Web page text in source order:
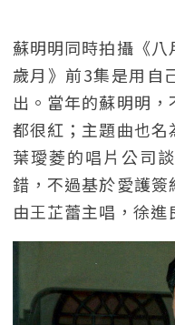
蘇明明同時拍攝《
歲月》前3集是用自
出。當年的蘇明明
都很紅；主題曲也
葉璦菱的唱片公司
錯，不過基於愛護
由王芷蕾主唱，徐進